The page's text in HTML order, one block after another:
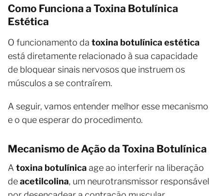
Como Funciona a Toxina Botulínica
Estética
O funcionamento da toxina botulínica estética
está diretamente relacionado à sua capacidade
de bloquear sinais nervosos que instruem os
músculos a se contraírem.
A seguir, vamos entender melhor esse mecanismo
e o que esperar do procedimento.
Mecanismo de Ação da Toxina Botulínica
A toxina botulínicaage ao interferir na liberação
deacetilcolina, um neurotransmissor responsável